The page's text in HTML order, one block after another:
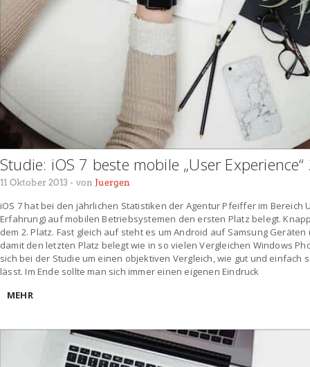
Studie: iOS 7 beste mobile „User
11 Oktober 2013 - von Juergen
iOS 7 hat bei den jährlichen Statistiken der Agentur Pfeiffer im Bereich
Erfahrung) auf mobilen Betriebsystemen den ersten Platz belegt.
dem 2. Platz. Fast gleich auf steht es um Android auf Samsung
damit den letzten Platz belegt wie in so vielen Vergleichen Windows
sich bei der Studie um einen objektiven Vergleich, wie gut und einfach
lässt. Im Ende sollte man sich immer einen eigenen Eindruck
MEHR